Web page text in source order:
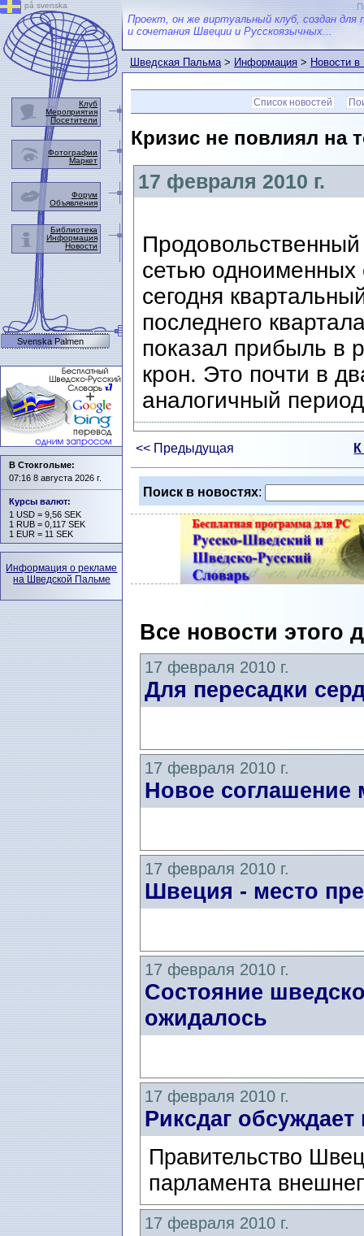
Проект, он же виртуальный клуб, создан для
и сочетания Швеции и Русскоязычных...
Шведская Пальма>Информация>Новости
Список новостей
Кризис не повлиял на
17 февраля 2010 г.
сетью одноименных
сегодня
последнего
показал прибыль в
крон. Это почти в
аналогичный
<< Предыдущая
Поиск в новостях:
Все новости этого
17 февраля 2010 г.
Для пересадки
17 февраля 2010 г.
Новое
17 февраля 2010 г.
Швеция - место
17 февраля 2010 г.
Состояние
ожидалось
17 февраля 2010 г.
Риксдаг
Правительство
парламента
17 февраля 2010 г.
på svenska
Клуб
Мероприятия
Посетители
Фотографии
Маркет
Форум
Объявления
Библиотека
Информация
Новости
Svenska Palmen
В Стокгольме:
07:16 8 августа 2026 г.
Курсы валют:
1 USD = 9,56 SEK
1 RUB = 0,117 SEK
1 EUR = 11 SEK
Информация о рекламе
на Шведской Пальме